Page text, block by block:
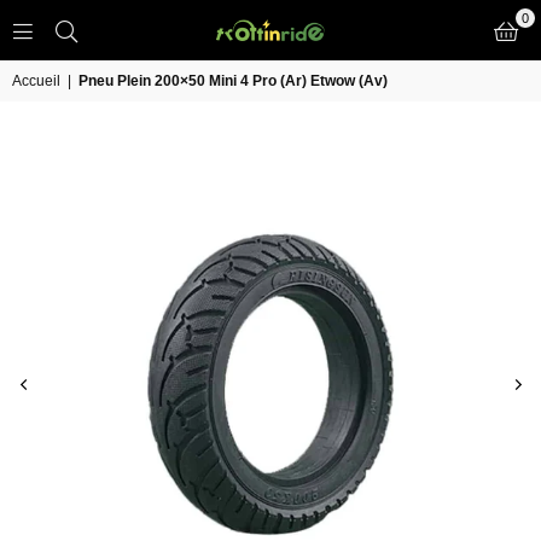
IN
0
Accueil Pneu Plein 200×50 Mini 4 Pro (Ar) Etwow (Av)